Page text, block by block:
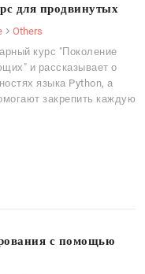
для продвинутых
Others
курс "Поколение
и рассказывает о
языка Python, а
закрепить каждую
с помощью